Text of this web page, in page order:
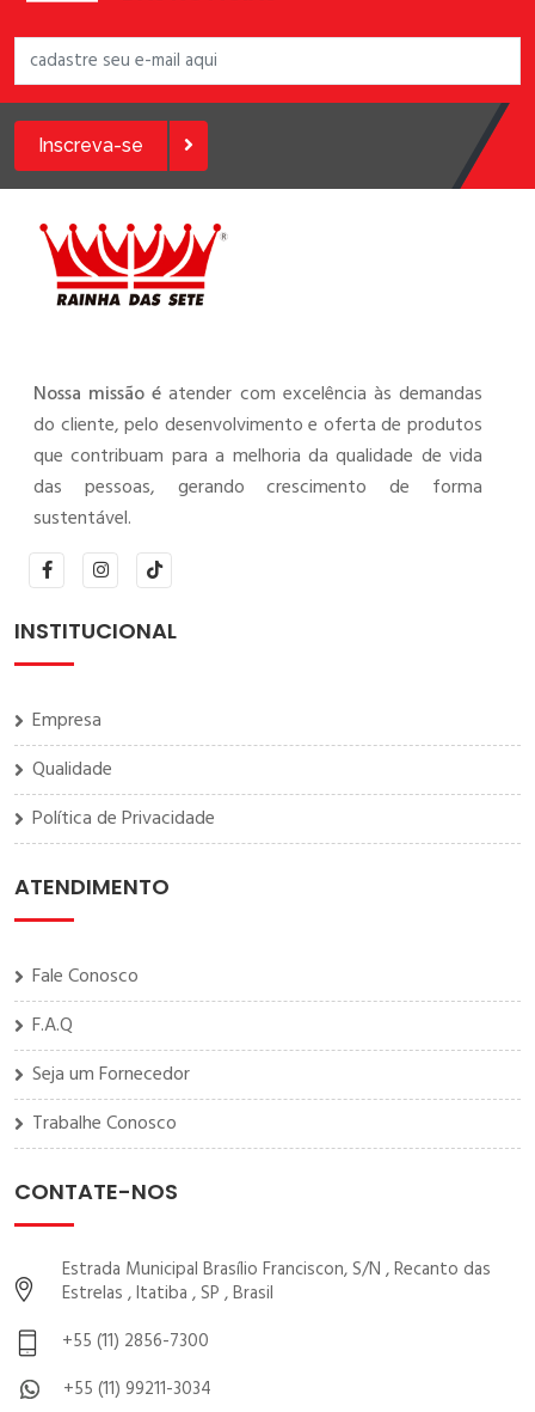
Inscreva-se
Nossa missão é atender com excelência às demandas
do cliente, pelo desenvolvimento e oferta de produtos
que contribuam para a melhoria da qualidade de vida
das pessoas, gerando crescimento de forma
sustentável.
INSTITUCIONAL
Empresa
Qualidade
Política de Privacidade
ATENDIMENTO
Fale Conosco
F.A.Q
Seja um Fornecedor
Trabalhe Conosco
CONTATE-NOS
Estrada Municipal Brasílio Franciscon, S/N , Recanto das
Estrelas , Itatiba , SP , Brasil
+55 (11) 2856-7300
+55 (11) 99211-3034